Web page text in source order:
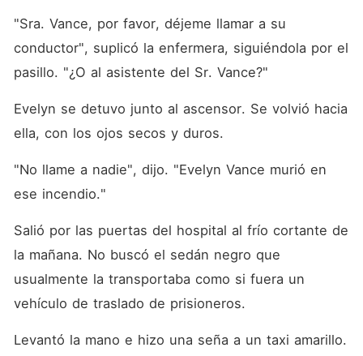
"Sra. Vance, por favor, déjeme llamar a su
conductor", suplicó la enfermera, siguiéndola por el
pasillo. "¿O al asistente del Sr. Vance?"
Evelyn se detuvo junto al ascensor. Se volvió hacia
ella, con los ojos secos y duros.
"No llame a nadie", dijo. "Evelyn Vance murió en
ese incendio."
Salió por las puertas del hospital al frío cortante de
la mañana. No buscó el sedán negro que
usualmente la transportaba como si fuera un
vehículo de traslado de prisioneros.
Levantó la mano e hizo una seña a un taxi amarillo.